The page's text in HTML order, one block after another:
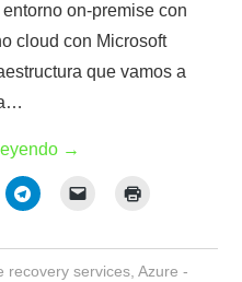
on-premise con
cloud con Microsoft
que vamos a
→
recovery services, Azure -